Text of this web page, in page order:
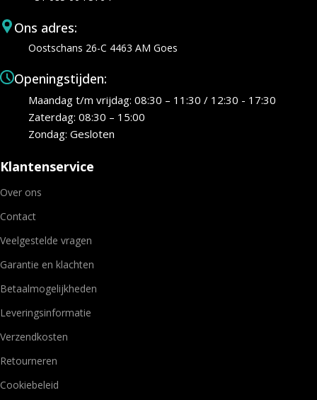
Ons adres:
Oostschans 26-C 4463 AM Goes
Openingstijden:
Maandag t/m vrijdag: 08:30 – 11:30 / 12:30 - 17:30
Zaterdag: 08:30 – 15:00
Zondag: Gesloten
Klantenservice
Over ons
Contact
Veelgestelde vragen
Garantie en klachten
Betaalmogelijkheden
Leveringsinformatie
Verzendkosten
Retourneren
Cookiebeleid